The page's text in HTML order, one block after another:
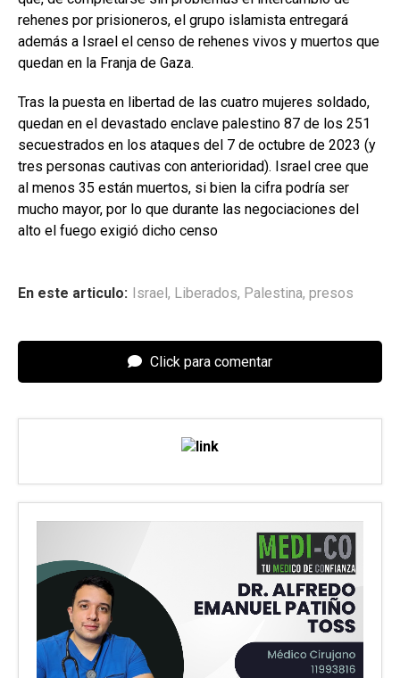
rehenes por prisioneros, el grupo islamista entregará
además a Israel el censo de rehenes vivos y muertos que
quedan en la Franja de Gaza.
Tras la puesta en libertad de las cuatro mujeres soldado,
quedan en el devastado enclave palestino 87 de los 251
secuestrados en los ataques del 7 de octubre de 2023 (y
tres personas cautivas con anterioridad). Israel cree que
al menos 35 están muertos, si bien la cifra podría ser
mucho mayor, por lo que durante las negociaciones del
alto el fuego exigió dicho censo
En este articulo: Israel, Liberados, Palestina, presos
Click para comentar